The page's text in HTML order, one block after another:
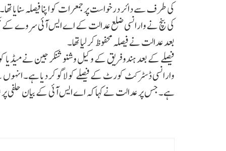
کی طرف سے دائر درخواست پر جمعرات کو اپنا فیصلہ سنایا
بعد عدالت نے فیصلہ محفوظ کر لیا تھا۔
فیصلے کے بعد ہندو فریق کے وکیل وشنو شنکر جین نے
وارانسی ڈسٹرکٹ کورٹ کے فیصلے کو لاگو کر دیا ہے۔
ہے۔ جس پر عدالت نے کہا کہ اے ایس آئی کے بیان حلفی